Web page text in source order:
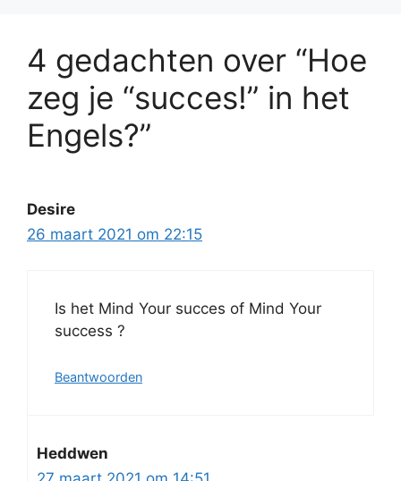
4 gedachten over “Hoe
zeg je “succes!” in het
Engels?”
Desire
26 maart 2021 om 22:15
Is het Mind Your succes of Mind Your
success ?
Beantwoorden
Heddwen